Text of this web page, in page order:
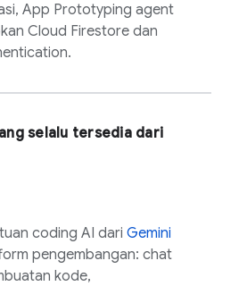
App Prototyping agent
Cloud Firestore dan
.
selalu tersedia dari
coding AI dari Gemini
pengembangan: chat
kode,